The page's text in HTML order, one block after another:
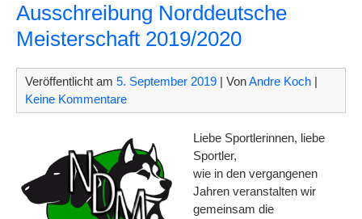
Ausschreibung Norddeutsche
Meisterschaft 2019/2020
Veröffentlicht am 5. September 2019 | VonAndre Koch |
Keine Kommentare
Liebe Sportlerinnen, liebe
Sportler,
wie in den vergangenen
Jahren veranstalten wir
gemeinsam die